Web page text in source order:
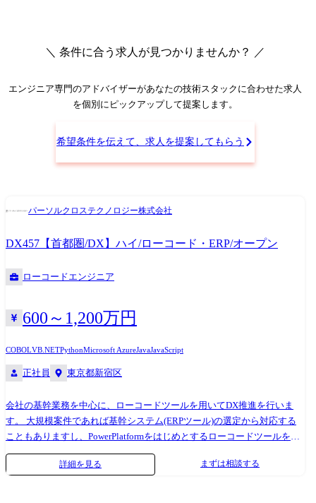
タ設計・構築 ・既存システムの改修、不具合調査、運用保守対応 ・顧客
365/Azure/API連携対応
＼ 条件に合う求人が見つかりませんか？ ／
エンジニア専門のアドバイザーがあなたの技術スタックに合わせた求人
を個別にピックアップして提案します。
希望条件を伝えて、求人を提案してもらう
パーソルクロステクノロジー株式会社
DX457【首都圏/DX】ハイ/ローコード・ERP/オープン
ローコードエンジニア
600～1,200万円
COBOLVB.NETPythonMicrosoft AzureJavaJavaScript
正社員 東京都新宿区
会社の基幹業務を中心に、ローコードツールを用いてDX推進を行いま
す。 大規模案件であれば基幹システム(ERPツール)の選定から対応する
こともありますし、PowerPlatformをはじめとするローコードツールを用
いた中小規模開発も行います。 部署単位の小規模な案件の場合は、Excel
からの脱却を目指してkintoneなどのユーザビリティに優れたローコード
詳細を見る まずは相談する